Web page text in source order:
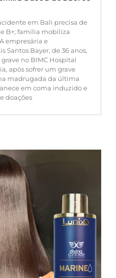
em Bali precisa de
B+; família mobiliza
empresária e
Santos Bayer, de 36 anos,
no BIMC Hospital
após sofrer um grave
madrugada da última
em coma induzido e
doações